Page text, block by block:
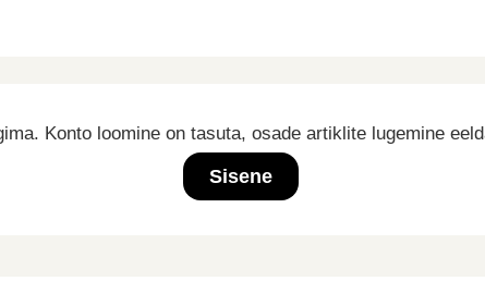
Konto loomine on tasuta, osade artiklite lugemine
Sisene